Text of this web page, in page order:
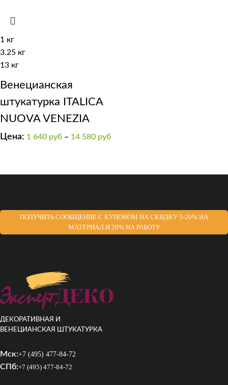
1 кг
3.25 кг
13 кг
Венецианская
штукатурка ITALICA
NUOVA VENEZIA
Цена: 1 640 руб – 14 580 руб
ПОЛУЧИТЬ СООБЩЕНИЕ С КУПОНОМ НА СКИДКУ 5-20% НА
МАТЕРИАЛ И 20% НА РАБОТУ
ДЕКОРАТИВНАЯ И
ВЕНЕЦИАНСКАЯ ШТУКАТУРКА
Мск:+7 (495) 477-84-72
СПб:+7 (495) 477-84-72